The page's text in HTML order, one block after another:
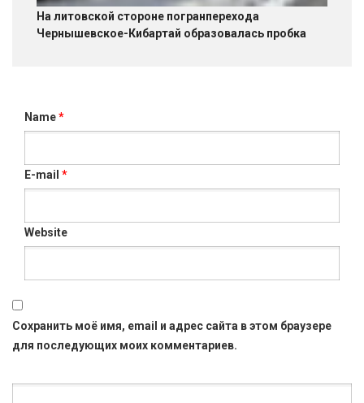
На литовской стороне погранперехода
Чернышевское-Кибартай образовалась пробка
Name*
E-mail *
Website
Сохранить моё имя, email и адрес сайта в этом браузере
для последующих моих комментариев.